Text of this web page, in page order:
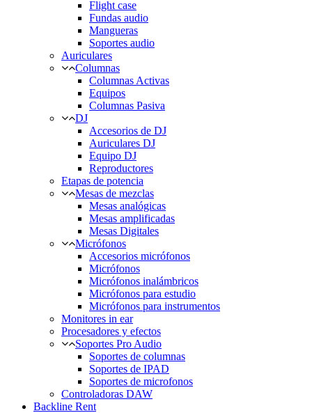
Flight case
Fundas audio
Mangueras
Soportes audio
Auriculares
Columnas
Columnas Activas
Equipos
Columnas Pasiva
DJ
Accesorios de DJ
Auriculares DJ
Equipo DJ
Reproductores
Etapas de potencia
Mesas de mezclas
Mesas analógicas
Mesas amplificadas
Mesas Digitales
Micrófonos
Accesorios micrófonos
Micrófonos
Micrófonos inalámbricos
Micrófonos para estudio
Micrófonos para instrumentos
Monitores in ear
Procesadores y efectos
Soportes Pro Audio
Soportes de columnas
Soportes de IPAD
Soportes de microfonos
Controladoras DAW
Backline Rent